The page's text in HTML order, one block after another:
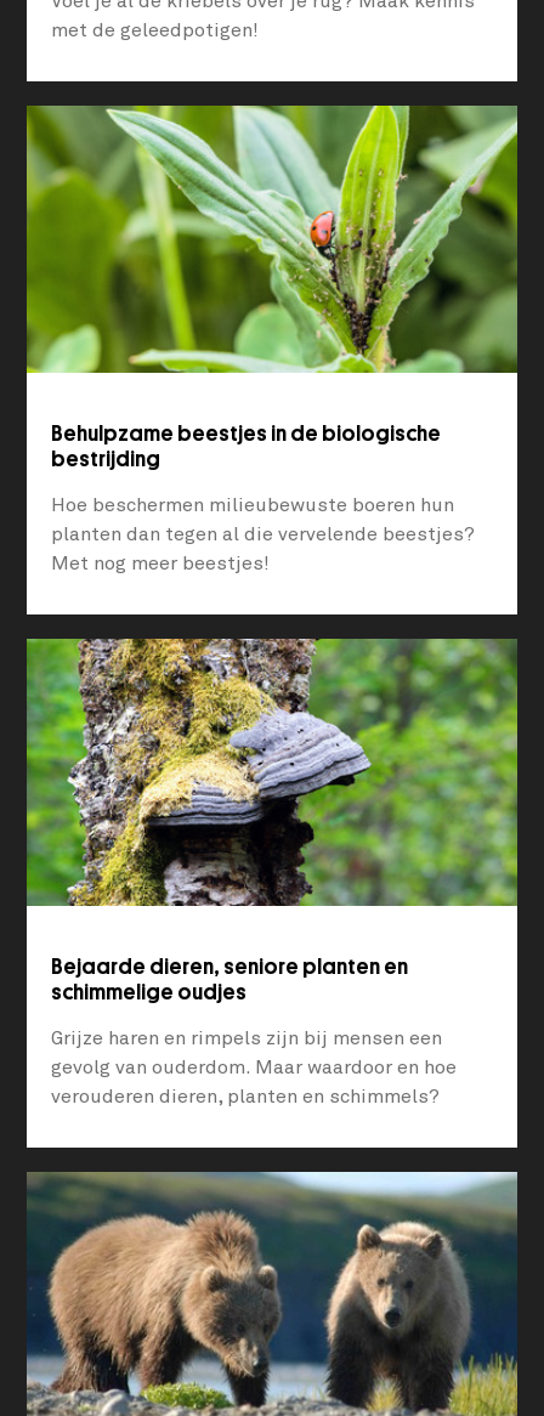
met de geleedpotigen!
Behulpzame beestjes in de biologische
bestrijding
Hoe beschermen milieubewuste boeren hun
planten dan tegen al die vervelende beestjes?
Met nog meer beestjes!
Bejaarde dieren, seniore planten en
schimmelige oudjes
Grijze haren en rimpels zijn bij mensen een
gevolg van ouderdom. Maar waardoor en hoe
verouderen dieren, planten en schimmels?